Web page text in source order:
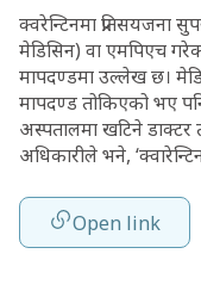
क्वरेन्टिनमा प्रतिसयजना
मेडिसिन) वा एमपिएच
मापदण्डमा उल्लेख छ।
मापदण्ड तोकिएको भए
अस्पतालमा खटिने डाक्टर
अधिकारीले भने,
Open link